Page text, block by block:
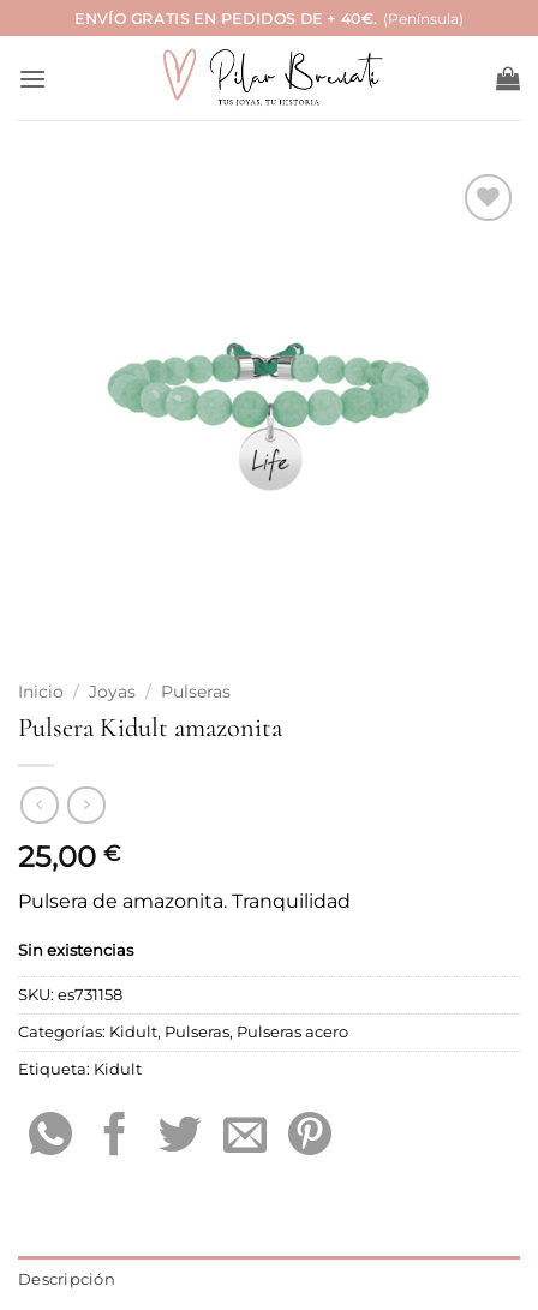
al
contenido
ENVÍO GRATIS EN PEDIDOS DE + 40€. (Península)
Inicio / Joyas / Pulseras
Pulsera Kidult amazonita
25,00 €
Pulsera de amazonita. Tranquilidad
Sin existencias
SKU: es731158
Categorías: Kidult, Pulseras, Pulseras acero
Etiqueta: Kidult
Descripción